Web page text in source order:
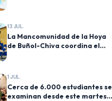
de 163 millones de euros
13 JUL.
La Mancomunidad de la Hoya
de Buñol-Chiva coordina el
1 JUL.
Cerca de 6.000 estudiantes se
examinan desde este martes